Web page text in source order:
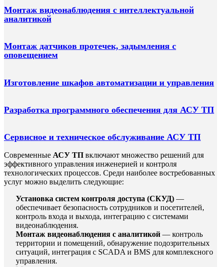
Монтаж видеонаблюдения с интеллектуальной
аналитикой
Монтаж датчиков протечек, задымления с
оповещением
Изготовление шкафов автоматизации и управления
Разработка программного обеспечения для АСУ ТП
Сервисное и техническое обслуживание АСУ ТП
Современные АСУ ТП включают множество решений для
эффективного управления инженерией и контроля
технологических процессов. Среди наиболее востребованных
услуг можно выделить следующие:
Установка систем контроля доступа (СКУД) —
обеспечивает безопасность сотрудников и посетителей,
контроль входа и выхода, интеграцию с системами
видеонаблюдения.
Монтаж видеонаблюдения с аналитикой — контроль
территории и помещений, обнаружение подозрительных
ситуаций, интеграция с SCADA и BMS для комплексного
управления.